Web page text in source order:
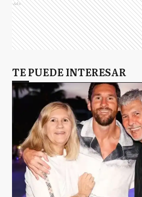
Ads
TE PUEDE INTERESAR